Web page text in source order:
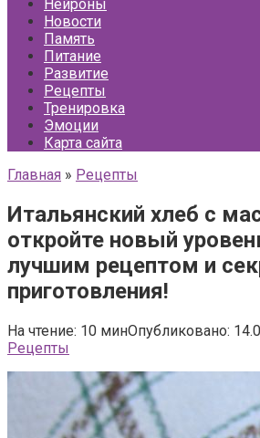
Нейроны
Новости
Память
Питание
Развитие
Рецепты
Тренировка
Эмоции
Карта сайта
Главная » Рецепты
Итальянский хлеб с
откройте новый
лучшим рецептом и
приготовления!
На чтение: 10 минОпубликовано:
Рецепты